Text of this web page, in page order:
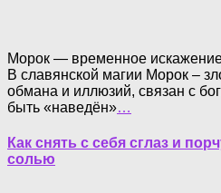
Морок — временное
В славянской магии Морок –
обмана и иллюзий, связан с
быть «наведён»…
Как снять с себя сглаз и
солью